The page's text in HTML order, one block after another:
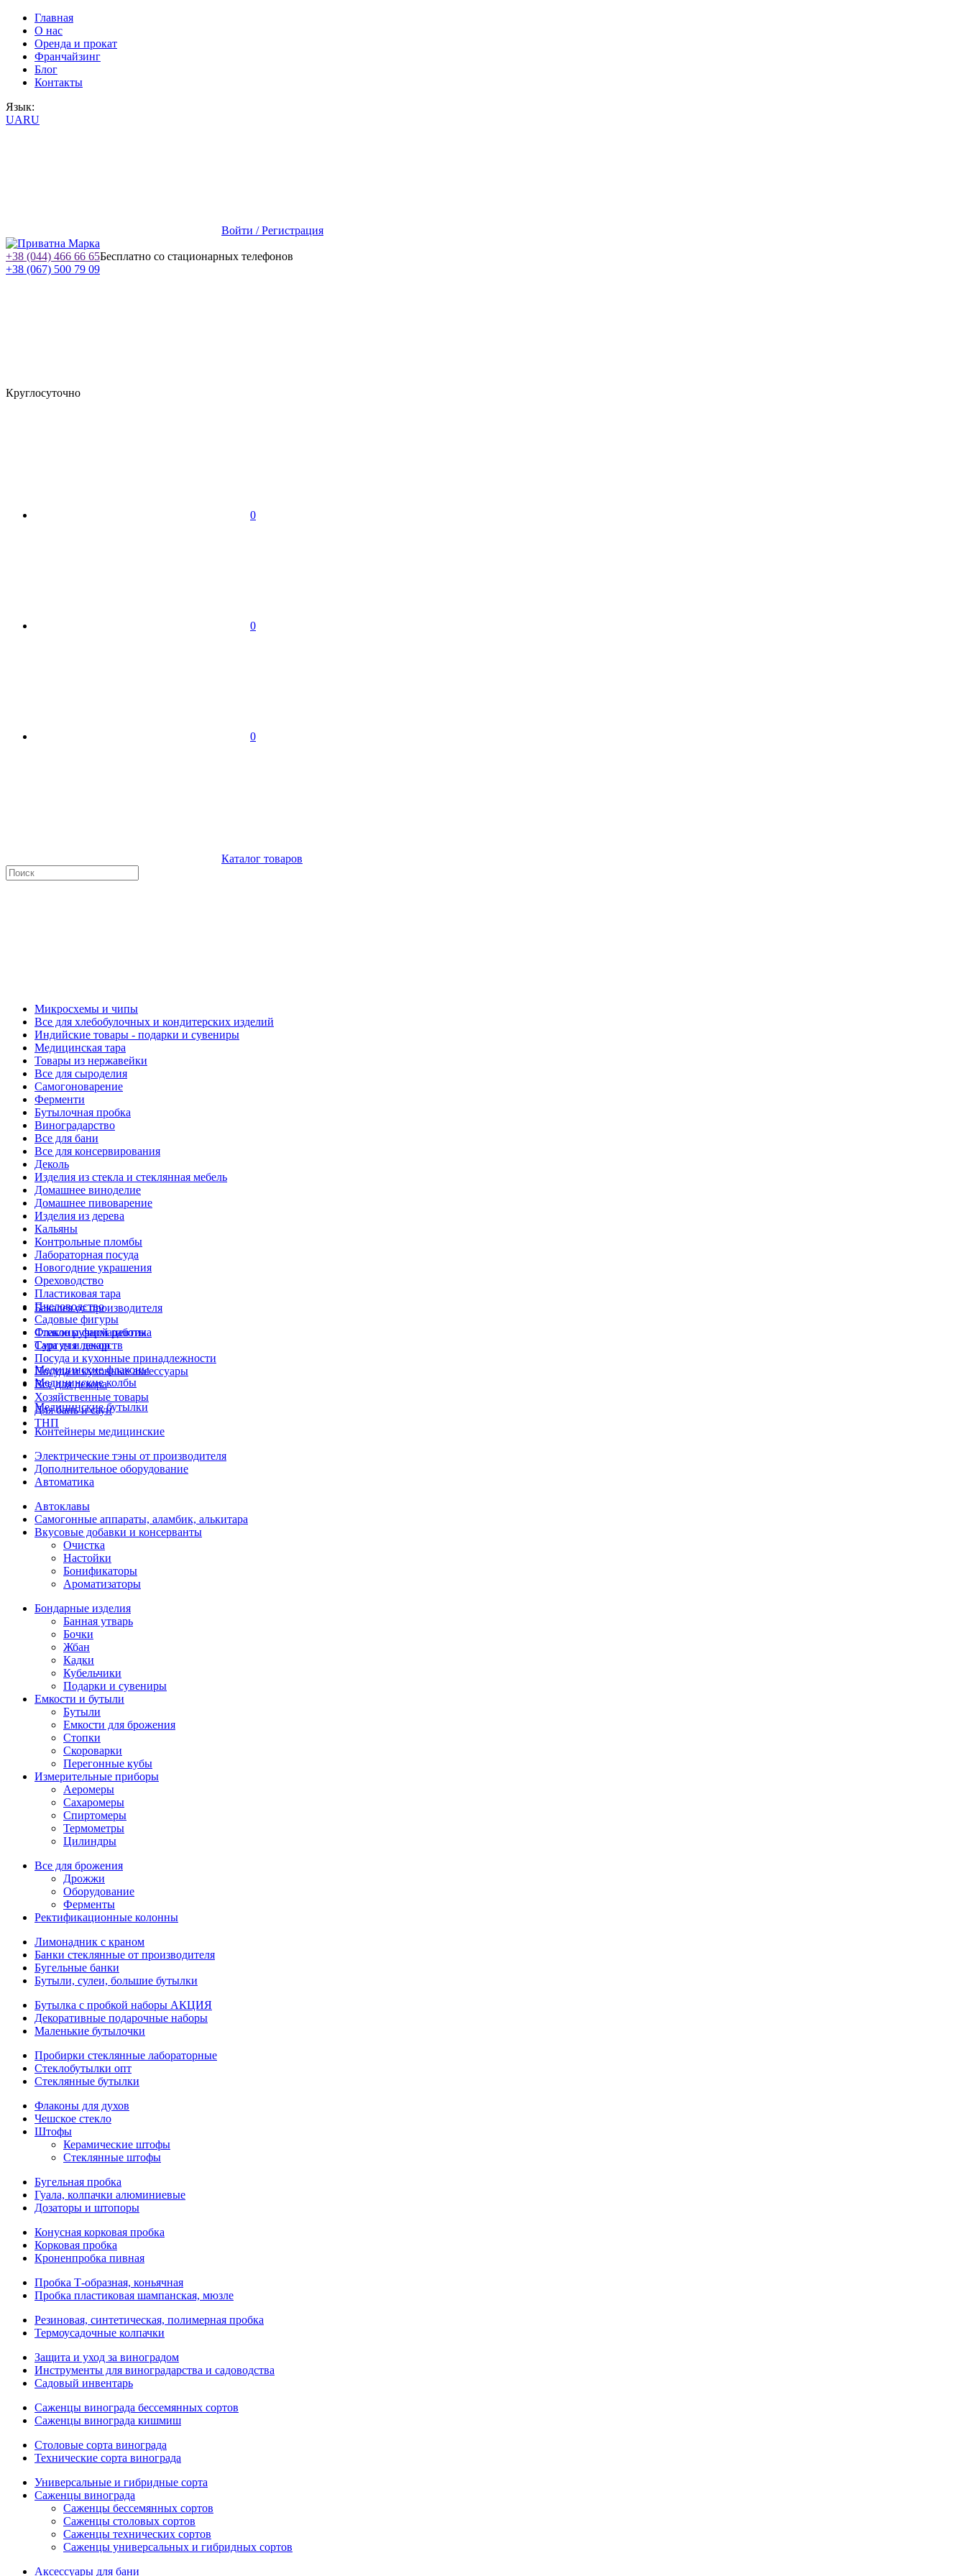
Главная
О нас
Оренда и прокат
Франчайзинг
Блог
Контакты
Язык:
UARU
Войти / Регистрация
+38 (044) 466 66 65Бесплатно со стационарных телефонов
+38 (067) 500 79 09
Круглосуточно
0
0
0
Каталог товаров
Микросхемы и чипы
Все для хлебобулочных и кондитерских изделий
Индийские товары - подарки и сувениры
Медицинская тара
Товары из нержавейки
Все для сыроделия
Самогоноварение
Ферменти
Бутылочная пробка
Виноградарство
Все для бани
Все для консервирования
Деколь
Изделия из стекла и стеклянная мебель
Домашнее виноделие
Домашнее пивоварение
Изделия из дерева
Кальяны
Контрольные пломбы
Лабораторная посуда
Новогодние украшения
Ореховодство
Пластиковая тара
Пчеловодство
Садовые фигуры
Стекло ручной работы
Сургуч и декор
Посуда и кухонные принадлежности
Посуда и кухонные аксессуары
Все для декора
Хозяйственные товары
Для бань и саун
ТНП
Бакалея от производителя
Флаконы фармацевтика
Тара для лекарств
Медицинские флаконы
Медицинские колбы
Медицинские бутылки
Контейнеры медицинские
Электрические тэны от производителя
Дополнительное оборудование
Автоматика
Автоклавы
Самогонные аппараты, аламбик, алькитара
Вкусовые добавки и консерванты
Очистка
Настойки
Бонификаторы
Ароматизаторы
Бондарные изделия
Банная утварь
Бочки
Жбан
Кадки
Кубельчики
Подарки и сувениры
Емкости и бутыли
Бутыли
Емкости для брожения
Стопки
Скороварки
Перегонные кубы
Измерительные приборы
Аеромеры
Сахаромеры
Спиртомеры
Термометры
Цилиндры
Все для брожения
Дрожжи
Оборудование
Ферменты
Ректификационные колонны
Лимонадник с краном
Банки стеклянные от производителя
Бугельные банки
Бутыли, сулеи, большие бутылки
Бутылка с пробкой наборы АКЦИЯ
Декоративные подарочные наборы
Маленькие бутылочки
Пробирки стеклянные лабораторные
Стеклобутылки опт
Стеклянные бутылки
Флаконы для духов
Чешское стекло
Штофы
Керамические штофы
Стеклянные штофы
Бугельная пробка
Гуала, колпачки алюминиевые
Дозаторы и штопоры
Конусная корковая пробка
Корковая пробка
Кроненпробка пивная
Пробка Т-образная, коньячная
Пробка пластиковая шампанская, мюзле
Резиновая, синтетическая, полимерная пробка
Термоусадочные колпачки
Защита и уход за виноградом
Инструменты для виноградарства и садоводства
Садовый инвентарь
Саженцы винограда бессемянных сортов
Саженцы винограда кишмиш
Столовые сорта винограда
Технические сорта винограда
Универсальные и гибридные сорта
Саженцы винограда
Саженцы бессемянных сортов
Саженцы столовых сортов
Саженцы технических сортов
Саженцы универсальных и гибридных сортов
Аксессуары для бани